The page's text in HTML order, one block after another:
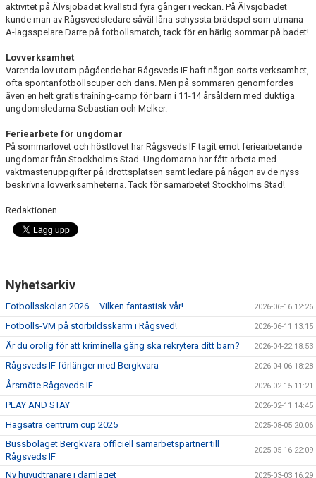
aktivitet på Älvsjöbadet kvällstid fyra gånger i veckan. På Älvsjöbadet
kunde man av Rågsvedsledare såväl låna schyssta brädspel som utmana
A-lagsspelare Darre på fotbollsmatch, tack för en härlig sommar på badet!
Lovverksamhet
Varenda lov utom pågående har Rågsveds IF haft någon sorts verksamhet,
ofta spontanfotbollscuper och dans. Men på sommaren genomfördes
även en helt gratis training-camp för barn i 11-14 årsåldern med duktiga
ungdomsledarna Sebastian och Melker.
Feriearbete för ungdomar
På sommarlovet och höstlovet har Rågsveds IF tagit emot feriearbetande
ungdomar från Stockholms Stad. Ungdomarna har fått arbeta med
vaktmästeriuppgifter på idrottsplatsen samt ledare på någon av de nyss
beskrivna lovverksamheterna. Tack för samarbetet Stockholms Stad!
Redaktionen
Nyhetsarkiv
Fotbollsskolan 2026 – Vilken fantastisk vår! 2026-06-16 12:26
Fotbolls-VM på storbildsskärm i Rågsved! 2026-06-11 13:15
Är du orolig för att kriminella gäng ska rekrytera ditt barn? 2026-04-22 18:53
Rågsveds IF förlänger med Bergkvara 2026-04-06 18:28
Årsmöte Rågsveds IF 2026-02-15 11:21
PLAY AND STAY 2026-02-11 14:45
Hagsätra centrum cup 2025 2025-08-05 20:06
Bussbolaget Bergkvara officiell samarbetspartner till
Rågsveds IF
2025-05-16 22:09
Ny huvudtränare i damlaget 2025-03-03 16:29